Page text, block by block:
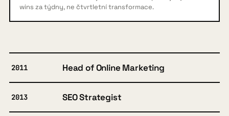
wins za týdny, ne čtvrtletní transformace.
2011 Head of Online Marketing
2013 SEO Strategist